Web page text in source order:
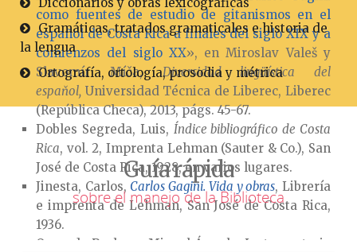
como fuentes de estudio de gitanismos en el
español de Costa Rica a finales del siglo XIX y a
comienzos del siglo XX», en Miroslav Valeš y
Slavomír Míča,Diversidad lingüística del
espaňol, Universidad Técnica de Liberec, Liberec
(República Checa), 2013, págs. 45-67.
Dobles Segreda, Luis, Índice bibliográfico de Costa
Rica, vol. 2, Imprenta Lehman (Sauter & Co.), San
José de Costa Rica, 1928, en varios lugares.
Jinesta, Carlos, Carlos Gagini. Vida y obras, Librería
e imprenta de Lehman, San José de Costa Rica,
1936.
Quesada Pacheco, Miguel Ángel, «La trayectoria
Diccionarios y obras lexicográficas
Gramáticas, tratados gramaticales e historia de
la lengua
Ortografía, ortología, prosodia y métrica
Guía rápida
sobre el manejo de la Biblioteca